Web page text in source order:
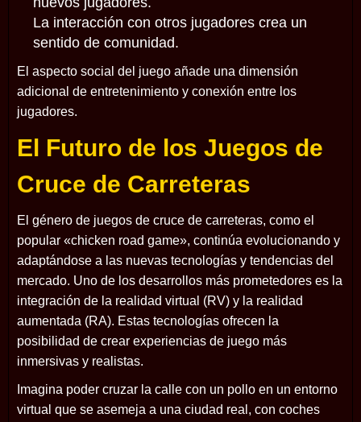
La interacción con otros jugadores crea un
sentido de comunidad.
El aspecto social del juego añade una dimensión
adicional de entretenimiento y conexión entre los
jugadores.
El Futuro de los Juegos de
Cruce de Carreteras
El género de juegos de cruce de carreteras, como el
popular «chicken road game», continúa evolucionando y
adaptándose a las nuevas tecnologías y tendencias del
mercado. Uno de los desarrollos más prometedores es la
integración de la realidad virtual (RV) y la realidad
aumentada (RA). Estas tecnologías ofrecen la
posibilidad de crear experiencias de juego más
inmersivas y realistas.
Imagina poder cruzar la calle con un pollo en un entorno
virtual que se asemeja a una ciudad real, con coches